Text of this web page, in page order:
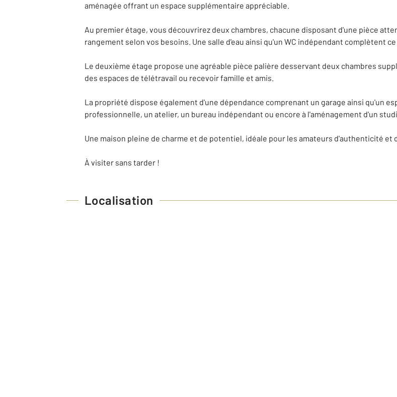
aménagée offrant un espace supplémentaire appréciable.
Au premier étage, vous découvrirez deux chambres, chacune disposant d'une pièce
rangement selon vos besoins. Une salle d'eau ainsi qu'un WC indépendant complètent
Le deuxième étage propose une agréable pièce palière desservant deux chambres
des espaces de télétravail ou recevoir famille et amis.
La propriété dispose également d'une dépendance comprenant un garage ainsi qu'un
professionnelle, un atelier, un bureau indépendant ou encore à l'aménagement d'un
Une maison pleine de charme et de potentiel, idéale pour les amateurs d'authenticité et
À visiter sans tarder !
Localisation